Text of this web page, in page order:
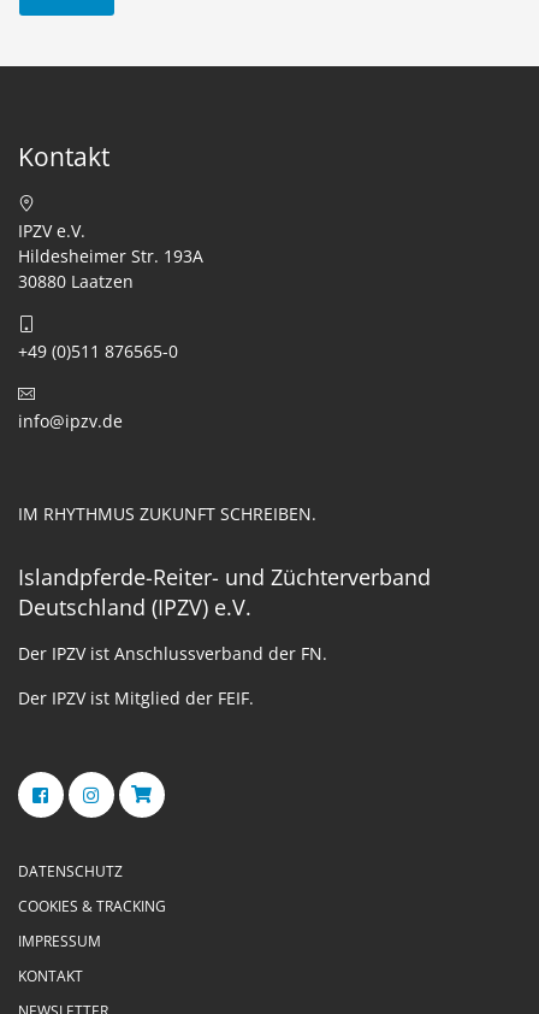
Kontakt
IPZV e.V.
Hildesheimer Str. 193A
30880 Laatzen
+49 (0)511 876565-0
info@ipzv.de
IM RHYTHMUS ZUKUNFT SCHREIBEN.
Islandpferde-Reiter- und Züchterverband
Deutschland (IPZV) e.V.
Der IPZV ist Anschlussverband der FN.
Der IPZV ist Mitglied der FEIF.
DATENSCHUTZ
COOKIES & TRACKING
IMPRESSUM
KONTAKT